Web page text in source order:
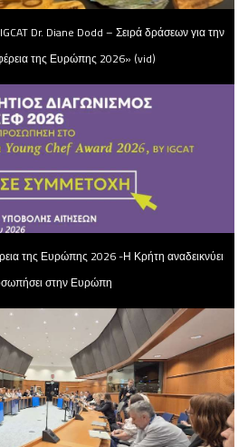
Dr. Diane Dodd – Σειρά δράσεων για την
της Ευρώπης 2026» (vid)
της Ευρώπης 2026 -Η Κρήτη αναδεικνύει
στην Ευρώπη